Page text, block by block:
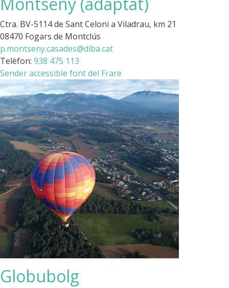
Ctra. BV-5114 de Sant Celoni a Viladrau, km 21
08470 Fogars de Montclús
p.montseny.casades@diba.cat
Telèfon: 938 475 113
Sender accessible font del Frare
Globubolg